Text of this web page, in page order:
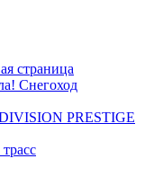
страница
Снегоход
PRESTIGE